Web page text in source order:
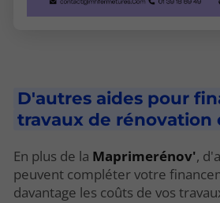
D'autres aides pour
travaux de rénovation
En plus de la Maprimerénov',
peuvent compléter votre
davantage les coûts de vos